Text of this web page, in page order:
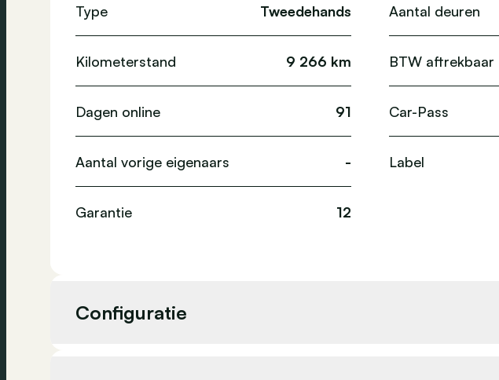
Type Tweedehands
Kilometerstand 9 266 km
Dagen online 91
Aantal vorige eigenaars -
Garantie 12
Aantal deuren
BTW aftrekbaar
Car-Pass
Label
Configuratie